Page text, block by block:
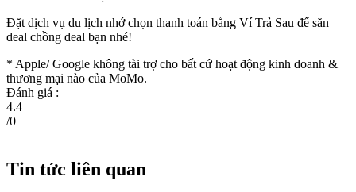
Đặt dịch vụ du lịch nhớ chọn thanh toán bằng Ví Trả Sau để săn
deal chồng deal bạn nhé!
* Apple/ Google không tài trợ cho bất cứ hoạt động kinh doanh &
thương mại nào của MoMo.
Đánh giá :
4.4
/0
Tin tức liên quan